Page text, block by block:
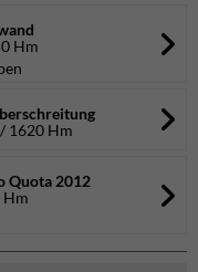
Hm
1620 Hm
Quota 2012
Hm